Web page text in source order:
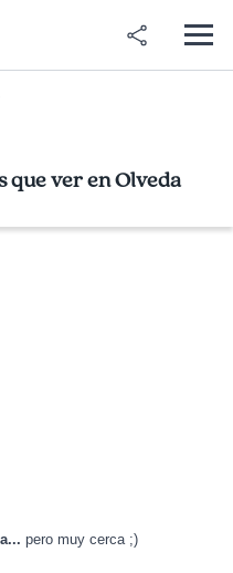
que ver en Olveda
pero muy cerca ;)